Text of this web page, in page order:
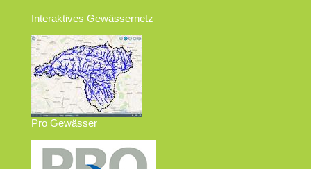
Interaktives Gewässernetz
Pro Gewässer